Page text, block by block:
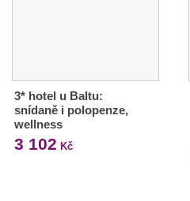
3* hotel u Baltu:
snídaně i polopenze,
wellness
3 102 Kč